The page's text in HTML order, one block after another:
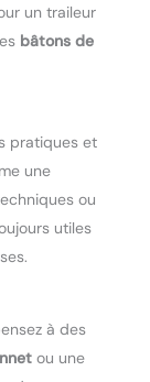
un traileur
bâtons de
pratiques et
une
ou
utiles
à des
ou une